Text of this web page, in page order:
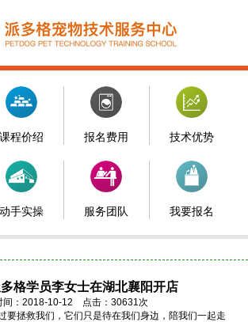
课程价绍 报名费用 技术优势
动手实操 服务团队 我要报名
格学员李女士在湖北襄阳开店
间：2018-10-12 点击：30631次
要拯救我们，它们只是待在我们身边，陪我们一起走